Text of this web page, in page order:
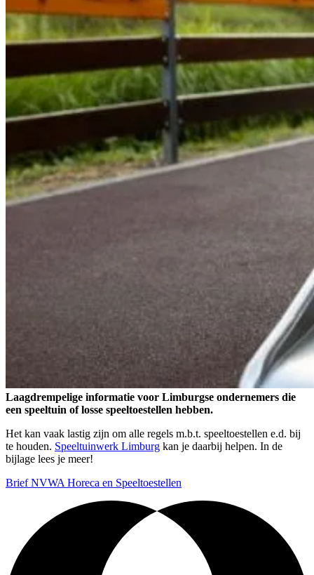
Laagdrempelige informatie voor Limburgse ondernemers die
een speeltuin of losse speeltoestellen hebben.
Het kan vaak lastig zijn om alle regels m.b.t. speeltoestellen e.d. bij
te houden. Speeltuinwerk Limburg kan je daarbij helpen. In de
bijlage lees je meer!
Brief NVWA Horeca en Speeltoestellen